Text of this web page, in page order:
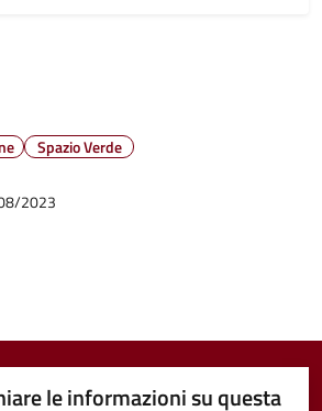
Spazio Verde
2023
le informazioni su questa